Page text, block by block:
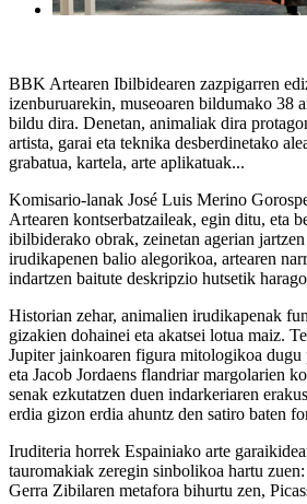
BBK Artearen Ibilbidearen zazpigarren
izenburuarekin, museoaren bildumako 38
bildu dira. Denetan, animaliak dira
artista, garai eta teknika desberdinetako
grabatua, kartela, arte aplikatuak...
Komisario-lanak José Luis Merino
Artearen kontserbatzaileak, egin ditu, eta
ibilbiderako obrak, zeinetan agerian
irudikapenen balio alegorikoa, artearen
indartzen baitute deskripzio hutsetik
Historian zehar, animalien irudikapenak
gizakien dohainei eta akatsei lotua maiz.
Jupiter jainkoaren figura mitologikoa dugu
eta Jacob Jordaens flandriar margolarien
senak ezkutatzen duen indarkeriaren
erdia gizon erdia ahuntz den satiro baten
Iruditeria horrek Espainiako arte
tauromakiak zeregin sinbolikoa hartu zuen:
Gerra Zibilaren metafora bihurtu zen,